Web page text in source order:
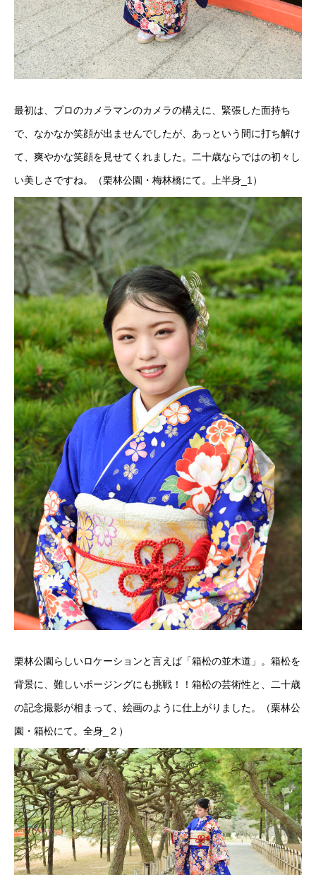
最初は、プロのカメラマンのカメラの構えに、緊張した面持ち
で、なかなか笑顔が出ませんでしたが、あっという間に打ち解け
て、爽やかな笑顔を見せてくれました。二十歳ならではの初々し
い美しさですね。（栗林公園・梅林橋にて。上半身_1）
栗林公園らしいロケーションと言えば「箱松の並木道」。箱松を
背景に、難しいポージングにも挑戦！！箱松の芸術性と、二十歳
の記念撮影が相まって、絵画のように仕上がりました。（栗林公
園・箱松にて。全身_２）